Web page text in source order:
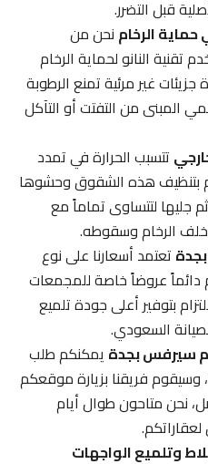
قبل التضرر.
الرخامنحن من
النانو لحماية الرخام
غير مرئية تمنع الرطوبة
من التفتت أو التآكل
تتسبب الحرارة في تمدد
هذه الشقوق وحشوها
جليها لتتساوى تماماً مع
الرخام وسقوطه.
تعتمد أسعارنا على نوع
دائماً عروضاً خاصة للمجمعات
بتوفير أعلى جودة تلميع
السعودي.
بجدةيمكنكم طلب
وسيقوم فريقنا بزيارة موقعكم
متاحون طوال أيام
وتلميع الواجهات